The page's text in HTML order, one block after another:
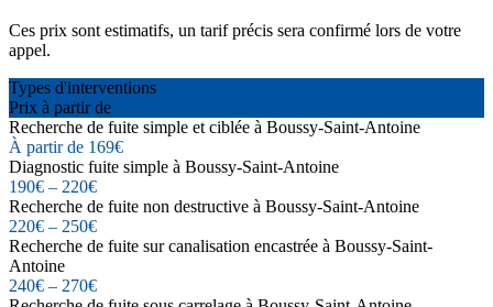
Ces prix sont estimatifs, un tarif précis sera confirmé lors de votre
appel.
Types d'interventions
Prix à partir de
Recherche de fuite simple et ciblée à Boussy-Saint-Antoine
À partir de 169€
Diagnostic fuite simple à Boussy-Saint-Antoine
190€ – 220€
Recherche de fuite non destructive à Boussy-Saint-Antoine
220€ – 250€
Recherche de fuite sur canalisation encastrée à Boussy-Saint-
Antoine
240€ – 270€